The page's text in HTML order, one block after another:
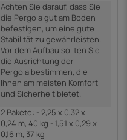
Achten Sie darauf, dass Sie
die Pergola gut am Boden
befestigen, um eine gute
Stabilität zu gewährleisten.
Vor dem Aufbau sollten Sie
die Ausrichtung der
Pergola bestimmen, die
Ihnen am meisten Komfort
und Sicherheit bietet.
2 Pakete: - 2,25 x 0,32 x
0,24 m, 40 kg - 1,51 x 0,29 x
0,16 m, 37 kg